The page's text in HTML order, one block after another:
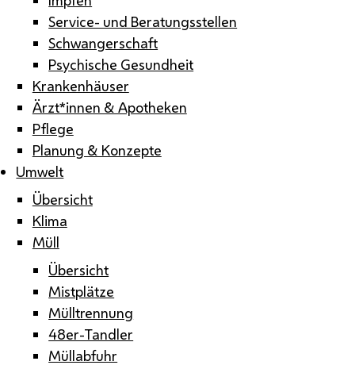
Service- und Beratungsstellen
Schwangerschaft
Psychische Gesundheit
Krankenhäuser
Ärzt*innen & Apotheken
Pflege
Planung & Konzepte
Umwelt
Übersicht
Klima
Müll
Übersicht
Mistplätze
Mülltrennung
48er-Tandler
Müllabfuhr